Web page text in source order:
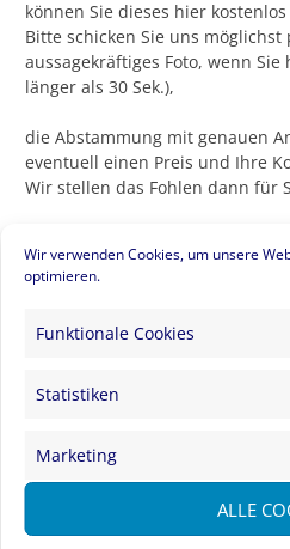
Wir verwenden Cookies, um unsere
optimieren.
Funktionale Cookies
Statistiken
Marketing
ALLE
können Sie dieses hier
Bitte schicken Sie uns möglichst
aussagekräftiges Foto, wenn
länger als 30 Sek.),
die Abstammung mit genauen
eventuell einen Preis und Ihre
Wir stellen das Fohlen dann für
möchten freuen wir uns sehr
Fohlenbörse